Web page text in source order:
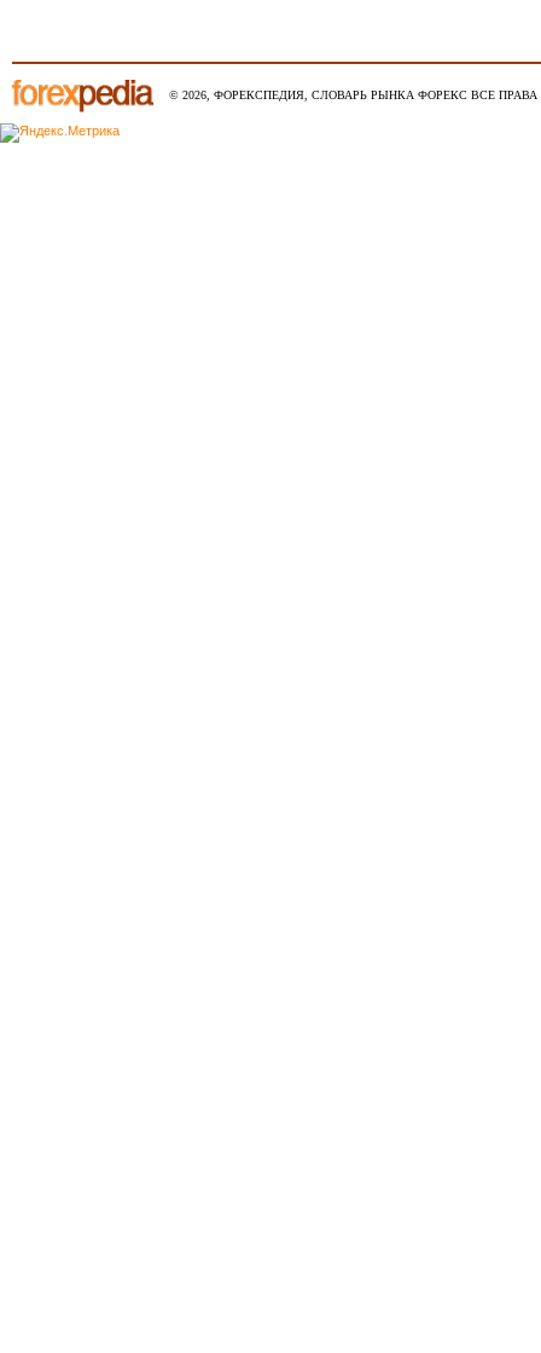
© 2026, ФОРЕКСПЕДИЯ, СЛОВАРЬ РЫНКА ФОРЕКС ВСЕ